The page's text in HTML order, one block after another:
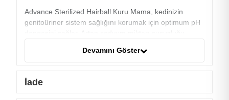
Advance Sterilized Hairball Kuru Mama, kedinizin
genitoüriner sistem sağlığını korumak için optimum pH
böylece böbrek taşı oluşum riskini azaltmaya yardımcı
olur. Ayrıca, mama glikozaminoglikanlar içerir, bu da
olur.
Devamını Göster
İade